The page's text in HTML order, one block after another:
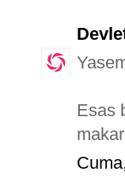
Esas